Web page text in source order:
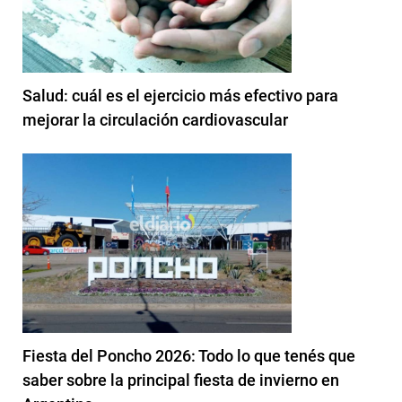
Salud: cuál es el ejercicio más efectivo para
mejorar la circulación cardiovascular
Fiesta del Poncho 2026: Todo lo que tenés que
saber sobre la principal fiesta de invierno en